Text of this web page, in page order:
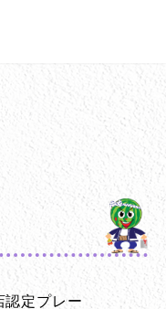
定プレー